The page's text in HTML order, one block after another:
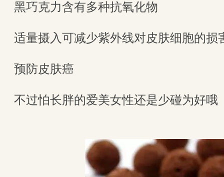
黑巧克力含有多种抗氧化物
适量摄入可减少紫外线对皮肤细胞的损
预防皮肤癌
不过怕长胖的爱美女性还是少碰为好哦